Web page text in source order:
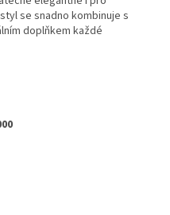
se snadno kombinuje s
doplňkem každé